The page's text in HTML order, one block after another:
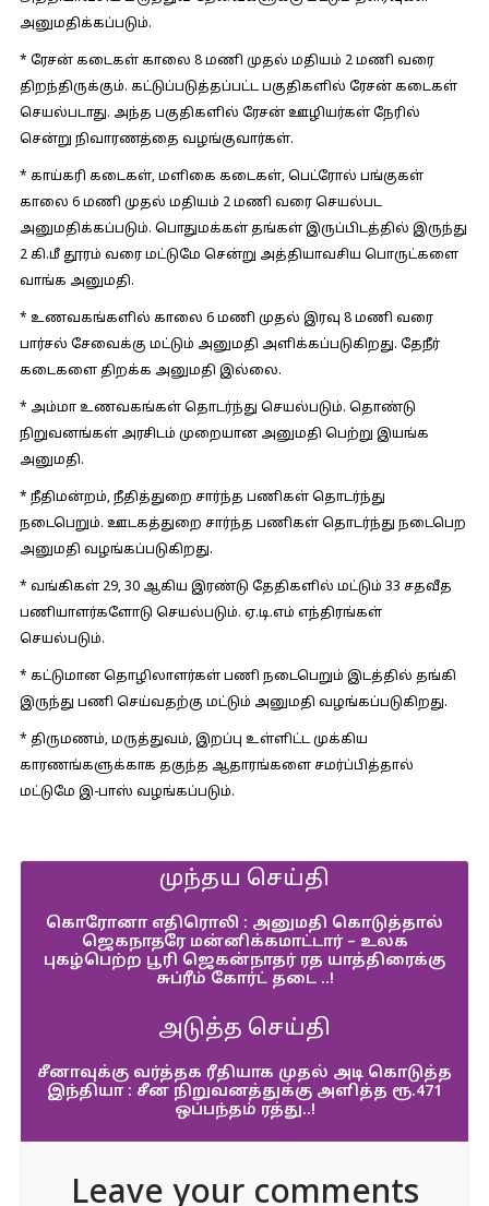
அனுமதிக்கப்படும்.
* ரேசன் கடைகள் காலை 8 மணி முதல் மதியம் 2 மணி வரை
திறந்திருக்கும். கட்டுப்படுத்தப்பட்ட பகுதிகளில் ரேசன் கடைகள்
செயல்படாது. அந்த பகுதிகளில் ரேசன் ஊழியர்கள் நேரில்
சென்று நிவாரணத்தை வழங்குவார்கள்.
* காய்கரி கடைகள், மளிகை கடைகள், பெட்ரோல் பங்குகள்
காலை 6 மணி முதல் மதியம் 2 மணி வரை செயல்பட
அனுமதிக்கப்படும். பொதுமக்கள் தங்கள் இருப்பிடத்தில் இருந்து
2 கி.மீ தூரம் வரை மட்டுமே சென்று அத்தியாவசிய பொருட்களை
வாங்க அனுமதி.
* உணவகங்களில் காலை 6 மணி முதல் இரவு 8 மணி வரை
பார்சல் சேவைக்கு மட்டும் அனுமதி அளிக்கப்படுகிறது. தேநீர்
கடைகளை திறக்க அனுமதி இல்லை.
* அம்மா உணவகங்கள் தொடர்ந்து செயல்படும். தொண்டு
நிறுவனங்கள் அரசிடம் முறையான அனுமதி பெற்று இயங்க
அனுமதி.
* நீதிமன்றம், நீதித்துறை சார்ந்த பணிகள் தொடர்ந்து
நடைபெறும். ஊடகத்துறை சார்ந்த பணிகள் தொடர்ந்து நடைபெற
அனுமதி வழங்கப்படுகிறது.
* வங்கிகள் 29, 30 ஆகிய இரண்டு தேதிகளில் மட்டும் 33 சதவீத
பணியாளர்களோடு செயல்படும். ஏ.டி.எம் எந்திரங்கள்
செயல்படும்.
* கட்டுமான தொழிலாளர்கள் பணி நடைபெறும் இடத்தில் தங்கி
இருந்து பணி செய்வதற்கு மட்டும் அனுமதி வழங்கப்படுகிறது.
* திருமணம், மருத்துவம், இறப்பு உள்ளிட்ட முக்கிய
காரணங்களுக்காக தகுந்த ஆதாரங்களை சமர்ப்பித்தால்
மட்டுமே இ-பாஸ் வழங்கப்படும்.
முந்தய செய்தி
கொரோனா எதிரொலி : அனுமதி கொடுத்தால்
ஜெகநாதரே மன்னிக்கமாட்டார் – உலக
புகழ்பெற்ற பூரி ஜெகன்நாதர் ரத யாத்திரைக்கு
சுப்ரீம் கோர்ட் தடை ..!
அடுத்த செய்தி
சீனாவுக்கு வர்த்தக ரீதியாக முதல் அடி கொடுத்த
இந்தியா : சீன நிறுவனத்துக்கு அளித்த ரூ.471
ஒப்பந்தம் ரத்து..!
Leave your comments